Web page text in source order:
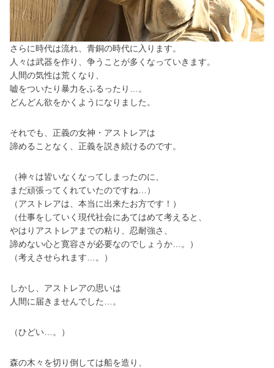
さらに時代は流れ、青銅の時代に入ります。
人々は武器を作り、争うことが多くなっていきます。
人間の気性は荒くなり、
嘘をついたり暴力をふるったり…。
どんどん欲をかくようになりました。
それでも、正義の女神・アストレアは
諦めることなく、正義を説き続けるのです。
（神々は皆いなくなってしまったのに、
まだ頑張ってくれていたのですね…）
（アストレアは、本当に出来たお方です！）
（仕事をしていく現代社会にあてはめて考えると、
やはりアストレアまでの粘り、忍耐強さ、
諦めない心と寛容さが必要なのでしょうか…。）
（考えさせられます…。）
しかし、アストレアの思いは
人間に届きませんでした…。
（ひどい…。）
森の木々を切り倒しては船を造り、